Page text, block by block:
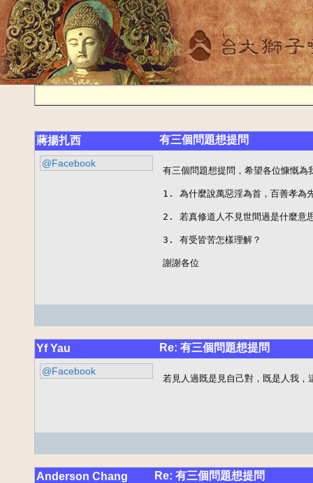
蔣揚扎西 有三個問題想提問
@Facebook
有三個問題想提問，希望各位慷慨為
1. 為什麼說萬惡淫為首，百善孝為
2. 若真修道人不見世間過是什麼意
3. 有受皆苦怎樣理解？
謝謝各位
Yf Yau Re: 有三個問題想提問
@Facebook
若見人過既是見自己對，既是人我，
Anderson Chang Re: 有三個問題想提問